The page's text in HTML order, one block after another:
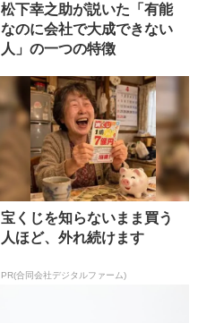
松下幸之助が説いた「有能
なのに会社で大成できない
人」の一つの特徴
宝くじを知らないまま買う
人ほど、外れ続けます
PR(合同会社デジタルファーム)